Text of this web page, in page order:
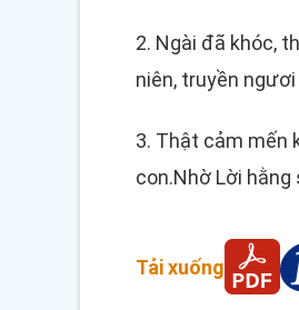
2. Ngài đã khóc,
niên, truyền
3. Thật cảm mến
con.Nhờ Lời
Tải xuống